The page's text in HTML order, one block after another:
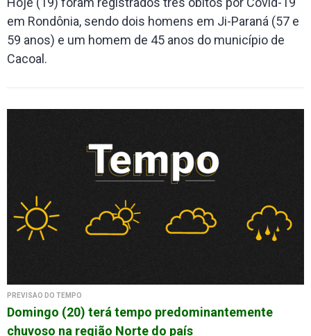
em Rondônia, sendo dois homens em Ji-Paraná (57 e
59 anos) e um homem de 45 anos do município de
Cacoal.
PREVISÃO DO TEMPO
Domingo (20) terá tempo predominantemente
chuvoso na região Norte do país